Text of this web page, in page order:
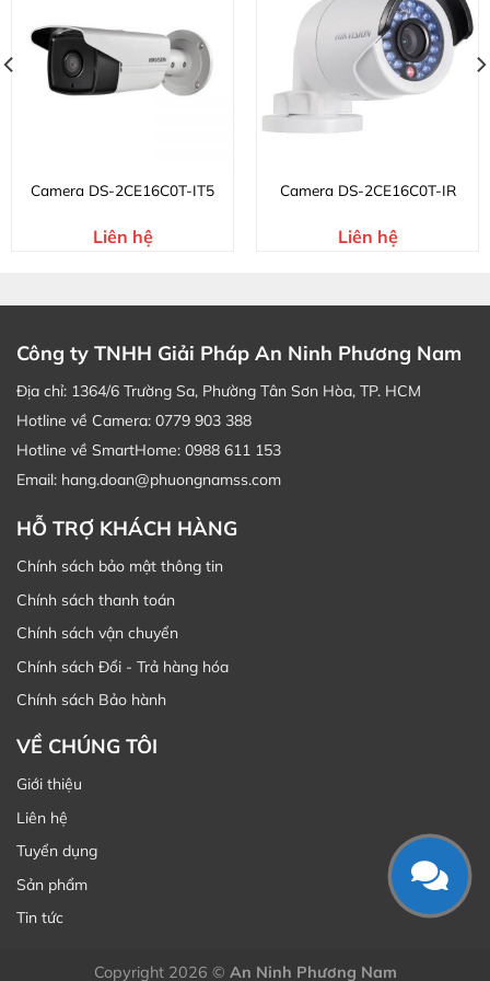
Camera DS-2CE16C0T-IT5
Liên hệ
Camera DS-2CE16C0T-IR
Liên hệ
Công ty TNHH Giải Pháp An Ninh Phương Nam
Địa chỉ: 1364/6 Trường Sa, Phường Tân Sơn Hòa, TP. HCM
Hotline về Camera: 0779 903 388
Hotline về SmartHome: 0988 611 153
Email: hang.doan@phuongnamss.com
HỖ TRỢ KHÁCH HÀNG
Chính sách bảo mật thông tin
Chính sách thanh toán
Chính sách vận chuyển
Chính sách Đổi - Trả hàng hóa
Chính sách Bảo hành
VỀ CHÚNG TÔI
Giới thiệu
Liên hệ
Tuyển dụng
Sản phẩm
Tin tức
Copyright 2026 © An Ninh Phương Nam